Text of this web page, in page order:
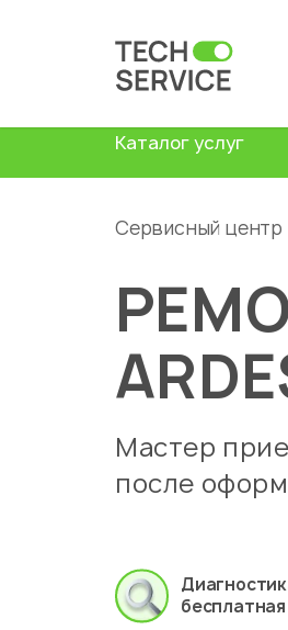
Каталог услуг
Сервисный центр
Мастер
после
бесплатная